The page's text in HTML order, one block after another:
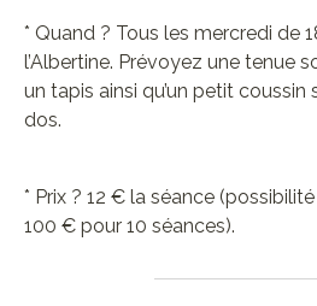
* Quand ? Tous les mercredi de
l’Albertine. Prévoyez une tenue
un tapis ainsi qu’un petit
dos.
* Prix ? 12 € la séance
100 € pour 10 séances).